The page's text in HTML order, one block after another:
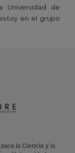
Universidad de
en el grupo
la Ciencia y la